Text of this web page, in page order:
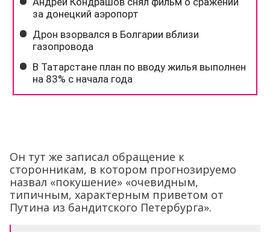
Он тут же записал обращение к
сторонникам, в котором прогнозируемо
назвал «покушение» «очевидным,
типичным, характерным приветом от
Путина из бандитского Петербурга».